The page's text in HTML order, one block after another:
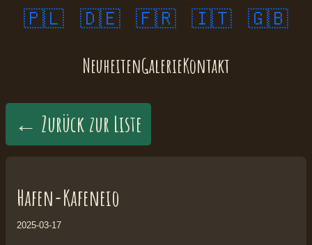
🇵🇱 🇩🇪 🇫🇷 🇮🇹 🇬🇧
NeuheitenGalerieKontakt
← Zurück zur Liste
Hafen-Kafeneio
2025-03-17